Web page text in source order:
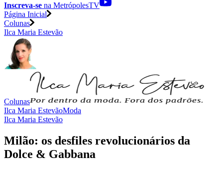
Inscreva-se na MetrópolesTV
Página Inicial
Colunas
Ilca Maria Estevão
Colunas
Ilca Maria EstevãoModa
Ilca Maria Estevão
Milão: os desfiles revolucionários da
Dolce & Gabbana